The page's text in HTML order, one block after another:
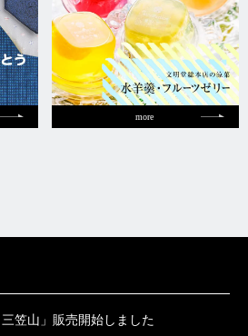
more
三笠山」販売開始しました